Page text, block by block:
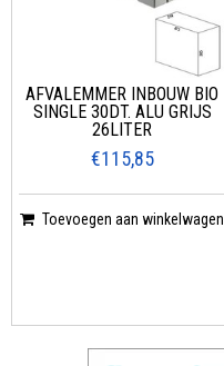
AFVALEMMER INBOUW BIO
SINGLE 30DT. ALU GRIJS
26LITER
€115,85
Toevoegen aan winkelwagen